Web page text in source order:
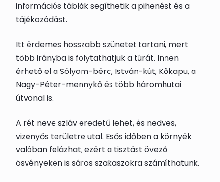
információs táblák segíthetik a pihenést és a
tájékozódást.
Itt érdemes hosszabb szünetet tartani, mert
több irányba is folytathatjuk a túrát. Innen
érhető el a Sólyom-bérc, István-kút, Kőkapu, a
Nagy-Péter-mennykő és több háromhutai
útvonal is.
A rét neve szláv eredetű lehet, és nedves,
vizenyős területre utal. Esős időben a környék
valóban felázhat, ezért a tisztást övező
ösvényeken is sáros szakaszokra számíthatunk.